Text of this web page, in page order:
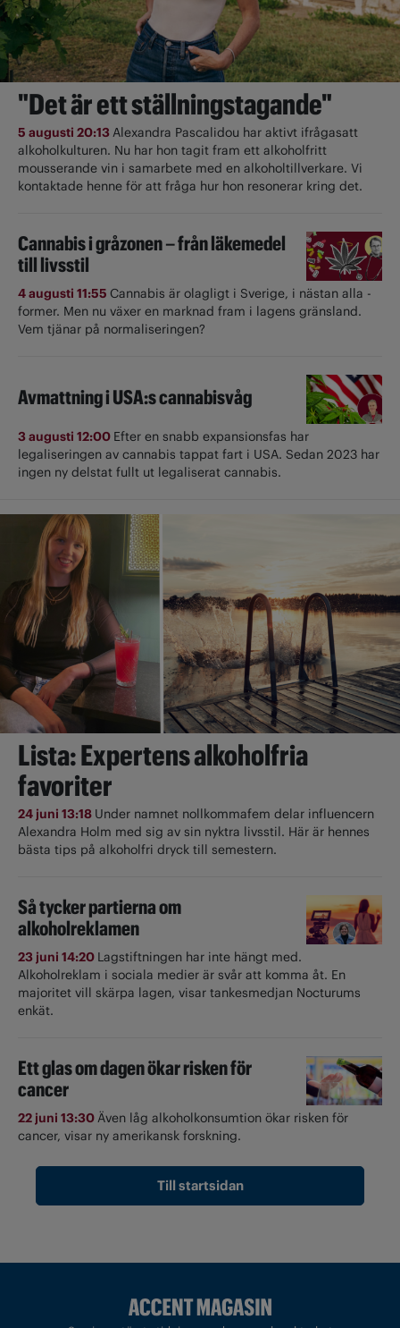
"Det är ett ställningstagande"
5 augusti 20:13Alexandra Pascalidou har aktivt ifrågasatt
alkoholkulturen. Nu har hon tagit fram ett alkoholfritt
mousserande vin i samarbete med en alkoholtillverkare. Vi
kontaktade henne för att fråga hur hon resonerar kring det.
Cannabis i gråzonen – från läkemedel
till livsstil
4 augusti 11:55 Cannabis är olagligt i ­Sverige, i nästan alla ­
former. Men nu växer en marknad fram i lagens gränsland.
Vem tjänar på normaliseringen?
Avmattning i USA:s cannabisvåg
3 augusti 12:00 Efter en snabb expansionsfas har
legaliseringen av cannabis tappat fart i USA. Sedan 2023 har
ingen ny delstat fullt ut ­legaliserat cannabis.
Lista: Expertens alkoholfria
favoriter
24 juni 13:18 Under namnet nollkommafem delar influencern
Alexandra Holm med sig av sin nyktra livsstil. Här är hennes
bästa tips på alkoholfri dryck till semestern.
Så tycker partierna om
alkoholreklamen
23 juni 14:20 Lagstiftningen har inte hängt med.
Alkoholreklam i sociala medier är svår att komma åt. En
majoritet vill skärpa lagen, visar tankesmedjan Nocturums
enkät.
Ett glas om dagen ökar risken för
cancer
22 juni 13:30Även låg alkoholkonsumtion ökar risken för
cancer, visar ny amerikansk forskning.
Till startsidan